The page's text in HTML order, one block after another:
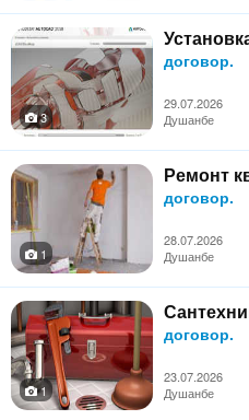
договор.
29.07.2026
3
Душанбе
Ремонт
договор.
28.07.2026
1
Душанбе
договор.
23.07.2026
1
Душанбе